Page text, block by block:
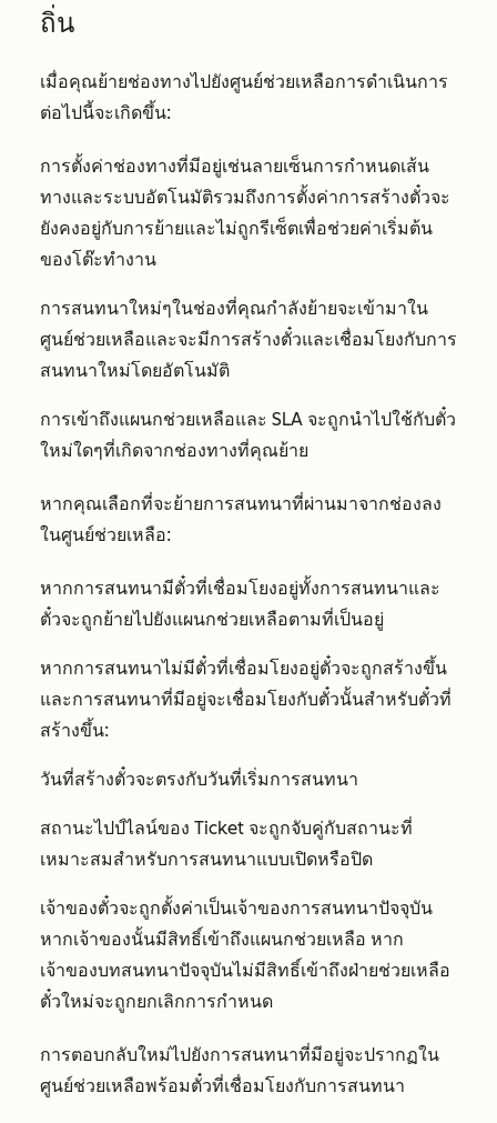
ถิ่น
เมื่อคุณย้ายช่องทางไปยังศูนย์ช่วยเหลือการดำเนินการ
ต่อไปนี้จะเกิดขึ้น:
การตั้งค่าช่องทางที่มีอยู่เช่นลายเซ็นการกำหนดเส้น
ทางและระบบอัตโนมัติรวมถึงการตั้งค่าการสร้างตั๋วจะ
ยังคงอยู่กับการย้ายและไม่ถูกรีเซ็ตเพื่อช่วยค่าเริ่มต้น
ของโต๊ะทำงาน
การสนทนาใหม่ๆในช่องที่คุณกำลังย้ายจะเข้ามาใน
ศูนย์ช่วยเหลือและจะมีการสร้างตั๋วและเชื่อมโยงกับการ
สนทนาใหม่โดยอัตโนมัติ
การเข้าถึงแผนกช่วยเหลือและ SLA จะถูกนำไปใช้กับตั๋ว
ใหม่ใดๆที่เกิดจากช่องทางที่คุณย้าย
หากคุณเลือกที่จะย้ายการสนทนาที่ผ่านมาจากช่องลง
ในศูนย์ช่วยเหลือ:
หากการสนทนามีตั๋วที่เชื่อมโยงอยู่ทั้งการสนทนาและ
ตั๋วจะถูกย้ายไปยังแผนกช่วยเหลือตามที่เป็นอยู่
หากการสนทนาไม่มีตั๋วที่เชื่อมโยงอยู่ตั๋วจะถูกสร้างขึ้น
และการสนทนาที่มีอยู่จะเชื่อมโยงกับตั๋วนั้นสำหรับตั๋วที่
สร้างขึ้น:
วันที่สร้างตั๋วจะตรงกับวันที่เริ่มการสนทนา
สถานะไปป์ไลน์ของ Ticket จะถูกจับคู่กับสถานะที่
เหมาะสมสำหรับการสนทนาแบบเปิดหรือปิด
เจ้าของตั๋วจะถูกตั้งค่าเป็นเจ้าของการสนทนาปัจจุบัน
หากเจ้าของนั้นมีสิทธิ์เข้าถึงแผนกช่วยเหลือ หาก
เจ้าของบทสนทนาปัจจุบันไม่มีสิทธิ์เข้าถึงฝ่ายช่วยเหลือ
ตั๋วใหม่จะถูกยกเลิกการกำหนด
การตอบกลับใหม่ไปยังการสนทนาที่มีอยู่จะปรากฏใน
ศูนย์ช่วยเหลือพร้อมตั๋วที่เชื่อมโยงกับการสนทนา